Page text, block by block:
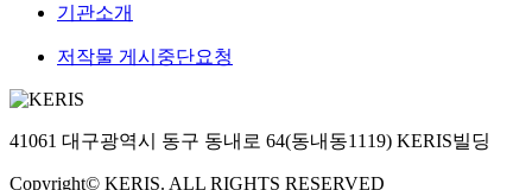
기관소개
저작물 게시중단요청
41061 대구광역시 동구 동내로 64(동내동1119) KERIS빌딩
Copyright© KERIS. ALL RIGHTS RESERVED